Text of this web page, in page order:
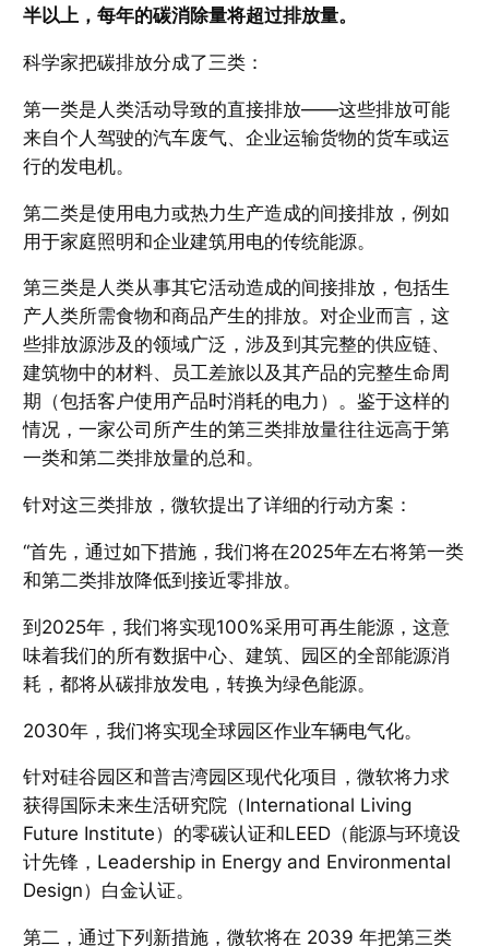
半以上，每年的碳消除量将超过排放量。
科学家把碳排放分成了三类：
第一类是人类活动导致的直接排放——这些排放可能
来自个人驾驶的汽车废气、企业运输货物的货车或运
行的发电机。
第二类是使用电力或热力生产造成的间接排放，例如
用于家庭照明和企业建筑用电的传统能源。
第三类是人类从事其它活动造成的间接排放，包括生
产人类所需食物和商品产生的排放。对企业而言，这
些排放源涉及的领域广泛，涉及到其完整的供应链、
建筑物中的材料、员工差旅以及其产品的完整生命周
期（包括客户使用产品时消耗的电力）。鉴于这样的
情况，一家公司所产生的第三类排放量往往远高于第
一类和第二类排放量的总和。
针对这三类排放，微软提出了详细的行动方案：
“首先，通过如下措施，我们将在2025年左右将第一类
和第二类排放降低到接近零排放。
到2025年，我们将实现100%采用可再生能源，这意
味着我们的所有数据中心、建筑、园区的全部能源消
耗，都将从碳排放发电，转换为绿色能源。
2030年，我们将实现全球园区作业车辆电气化。
针对硅谷园区和普吉湾园区现代化项目，微软将力求
获得国际未来生活研究院（International Living
Future Institute）的零碳认证和LEED（能源与环境设
计先锋，Leadership in Energy and Environmental
Design）白金认证。
第二，通过下列新措施，微软将在 2039 年把第三类